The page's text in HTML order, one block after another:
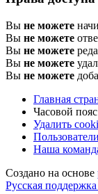
Вы не можете
Вы не можете
Вы не можете
Вы не можете
Вы не можете
Главная
Часовой
Удалить
Пользователи
Наша
Создано на основе
Русская